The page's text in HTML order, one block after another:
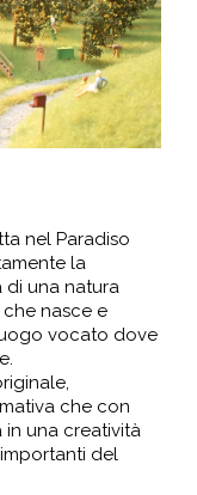
nel Paradiso
la
di una natura
nasce e
vocato dove
che con
una creatività
del